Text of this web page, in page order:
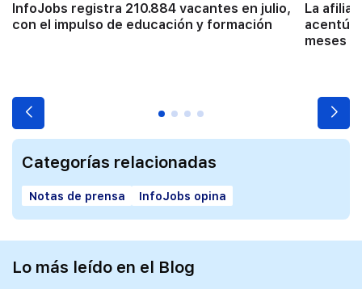
InfoJobs registra 210.884 vacantes en julio,
con el impulso de educación y formación
La
acentúa
meses
Categorías relacionadas
Notas de prensa InfoJobs opina
Lo más leído en el Blog